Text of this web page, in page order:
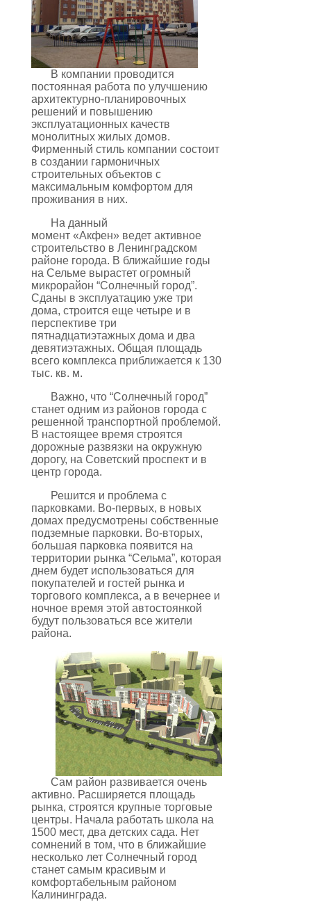
В компании проводится
постоянная работа по улучшению
архитектурно-планировочных
решений и повышению
эксплуатационных качеств
монолитных жилых домов.
Фирменный стиль компании состоит
в создании гармоничных
строительных объектов с
максимальным комфортом для
проживания в них.
На данный
момент «Акфен» ведет активное
строительство в Ленинградском
районе города. В ближайшие годы
на Сельме вырастет огромный
микрорайон “Солнечный город”.
Сданы в эксплуатацию уже три
дома, строится еще четыре и в
перспективе три
пятнадцатиэтажных дома и два
девятиэтажных. Общая площадь
всего комплекса приближается к 130
тыс. кв. м.
Важно, что “Солнечный город”
станет одним из районов города с
решенной транспортной проблемой.
В настоящее время строятся
дорожные развязки на окружную
дорогу, на Советский проспект и в
центр города.
Решится и проблема с
парковками. Во-первых, в новых
домах предусмотрены собственные
подземные парковки. Во-вторых,
большая парковка появится на
территории рынка “Сельма”, которая
днем будет использоваться для
покупателей и гостей рынка и
торгового комплекса, а в вечернее и
ночное время этой автостоянкой
будут пользоваться все жители
района.
Сам район развивается очень
активно. Расширяется площадь
рынка, строятся крупные торговые
центры. Начала работать школа на
1500 мест, два детских сада. Нет
сомнений в том, что в ближайшие
несколько лет Солнечный город
станет самым красивым и
комфортабельным районом
Калининграда.